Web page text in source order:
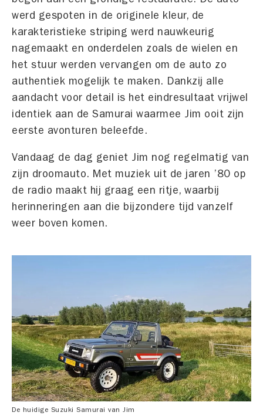
werd gespoten in de originele kleur, de
karakteristieke striping werd nauwkeurig
nagemaakt en onderdelen zoals de wielen en
het stuur werden vervangen om de auto zo
authentiek mogelijk te maken. Dankzij alle
aandacht voor detail is het eindresultaat vrijwel
identiek aan de Samurai waarmee Jim ooit zijn
eerste avonturen beleefde.
Vandaag de dag geniet Jim nog regelmatig van
zijn droomauto. Met muziek uit de jaren ’80 op
de radio maakt hij graag een ritje, waarbij
herinneringen aan die bijzondere tijd vanzelf
weer boven komen.
De huidige Suzuki Samurai van Jim